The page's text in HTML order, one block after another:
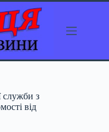
служби з
від